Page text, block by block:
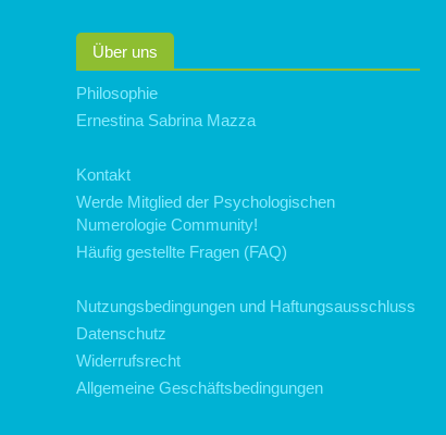
Über uns
Philosophie
Ernestina Sabrina Mazza
Kontakt
Werde Mitglied der Psychologischen
Numerologie Community!
Häufig gestellte Fragen (FAQ)
Nutzungsbedingungen und Haftungsausschluss
Datenschutz
Widerrufsrecht
Allgemeine Geschäftsbedingungen